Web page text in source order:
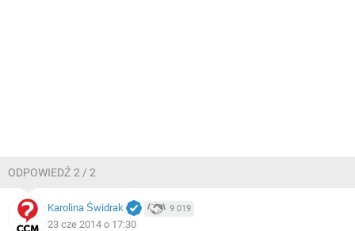
ODPOWIEDŹ 2 / 2
Karolina Świdrak 9 019
23 cze 2014 o 17:30